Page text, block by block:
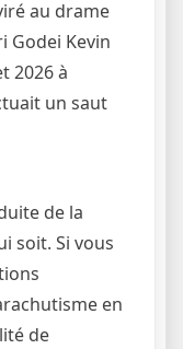
au drame
Godei Kevin
2026 à
un saut
de la
soit. Si vous
en
de